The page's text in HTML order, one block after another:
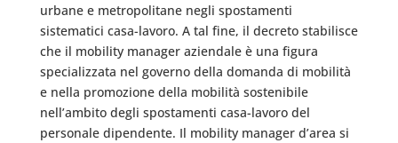
urbane e metropolitane negli spostamenti
sistematici casa-lavoro. A tal fine, il decreto stabilisce
che il mobility manager aziendale è una figura
specializzata nel governo della domanda di mobilità
e nella promozione della mobilità sostenibile
nell’ambito degli spostamenti casa-lavoro del
personale dipendente. Il mobility manager d’area si